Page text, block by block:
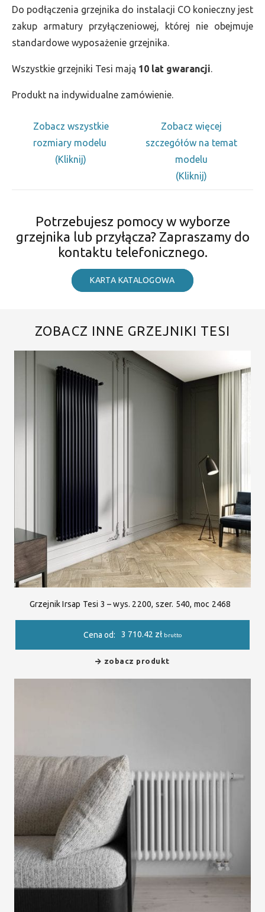
Do podłączenia grzejnika do instalacji CO konieczny jest
zakup armatury przyłączeniowej, której nie obejmuje
standardowe wyposażenie grzejnika.
Wszystkie grzejniki Tesi mają 10 lat gwarancji.
Produkt na indywidualne zamówienie.
Zobacz wszystkie
rozmiary modelu
(Kliknij)
Zobacz więcej
szczegółów na temat
modelu
(Kliknij)
Potrzebujesz pomocy w wyborze
grzejnika lub przyłącza? Zapraszamy do
kontaktu telefonicznego.
KARTA KATALOGOWA
ZOBACZ INNE GRZEJNIKI TESI
Grzejnik Irsap Tesi 3 – wys. 2200, szer. 540, moc 2468
Cena od: 3 710.42 zł brutto
zobacz produkt